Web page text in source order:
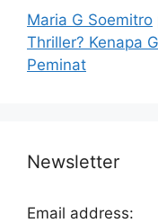
Maria G Soemitro
Thriller? Kenapa
Peminat
Newsletter
Email address: